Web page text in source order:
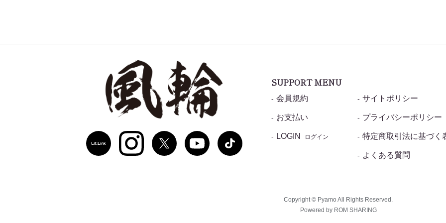
SUPPORT MENU
会員規約
お支払い
LOGIN ログイン
サイトポリシー
プライバシーポリシー
特定商取引法に基づく
よくある質問
Copyright © Pyamo All Rights Reserved.
Powered by ROM SHARING